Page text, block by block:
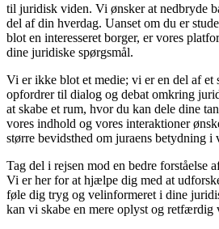
til juridisk viden. Vi ønsker at nedbryde
del af din hverdag. Uanset om du er
blot en interesseret borger, er vores
dine juridiske spørgsmål.
Vi er ikke blot et medie; vi er en del af et
opfordrer til dialog og debat omkring
at skabe et rum, hvor du kan dele dine
vores indhold og vores interaktioner
større bevidsthed om juraens betydning i
Tag del i rejsen mod en bedre forståelse
Vi er her for at hjælpe dig med at
føle dig tryg og velinformeret i dine
kan vi skabe en mere oplyst og retfærdig